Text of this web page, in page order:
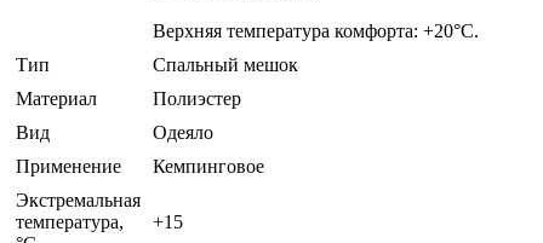
Верхняя температура комфорта: +20°С.
Тип
Спальный мешок
Материал
Полиэстер
Вид
Одеяло
Применение
Кемпинговое
Экстремальная
температура,
+15